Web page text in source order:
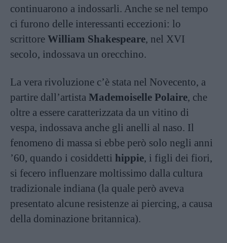
continuarono a indossarli. Anche se nel tempo
ci furono delle interessanti eccezioni: lo
scrittore William Shakespeare, nel XVI
secolo, indossava un orecchino.
La vera rivoluzione c’è stata nel Novecento, a
partire dall’artista Mademoiselle Polaire, che
oltre a essere caratterizzata da un vitino di
vespa, indossava anche gli anelli al naso. Il
fenomeno di massa si ebbe però solo negli anni
’60, quando i cosiddetti hippie, i figli dei fiori,
si fecero influenzare moltissimo dalla cultura
tradizionale indiana (la quale però aveva
presentato alcune resistenze ai piercing, a causa
della dominazione britannica).